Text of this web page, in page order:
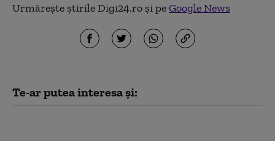
Urmărește știrile Digi24.ro și peGoogle News
Te-ar putea interesa și: